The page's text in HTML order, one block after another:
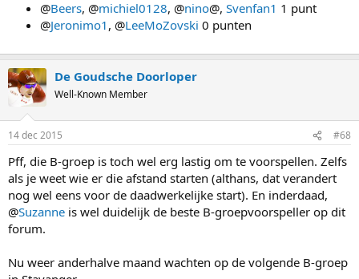
@Beers, @michiel0128, @nino@, Svenfan1 1 punt
@Jeronimo1 , @LeeMoZovski 0 punten
De Goudsche Doorloper
Well-Known Member
14 dec 2015 #68
Pff, die B-groep is toch wel erg lastig om te voorspellen. Zelfs
als je weet wie er die afstand starten (althans, dat verandert
nog wel eens voor de daadwerkelijke start). En inderdaad,
@Suzanne is wel duidelijk de beste B-groepvoorspeller op dit
forum.
Nu weer anderhalve maand wachten op de volgende B-groep